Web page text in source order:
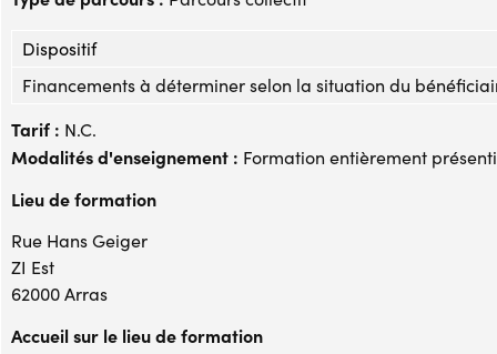
Dispositif
Financements à déterminer selon la situation du
Tarif : N.C.
Modalités d'enseignement : Formation entièrement
Lieu de formation
Rue Hans Geiger
ZI Est
62000 Arras
Accueil sur le lieu de formation